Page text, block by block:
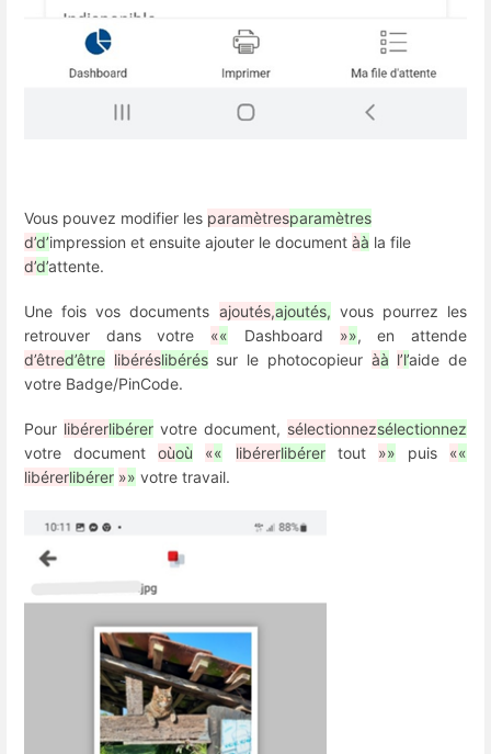
Vous pouvez modifier les paramètresparamètres
d’d’impression et ensuite ajouter le document àà la file
d’d’attente.
Une fois vos documents ajoutés,ajoutés, vous pourrez les
retrouver dans votre «« Dashboard »», en attende
d’êtred’être libéréslibéréssur le photocopieur àà l’l’aide de
votre Badge/PinCode.
Pour libérerlibérer votre document, sélectionnezsélectionnez
votre documentoùoù «« libérerlibérertout »» puis ««
libérerlibérer »» votre travail.